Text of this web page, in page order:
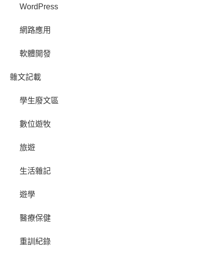
WordPress
網路應用
軟體開發
雜文記載
學生廢文區
數位遊牧
旅遊
生活雜記
遊學
醫療保健
重訓紀錄